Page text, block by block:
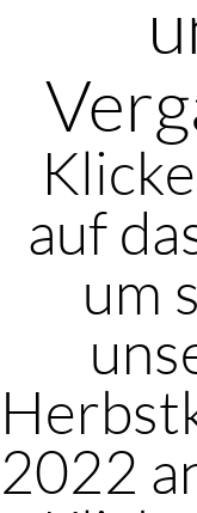
auf
um
2022